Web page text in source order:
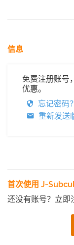
信息
免费注册账号
优惠。
忘记密码？
重新发送
首次使用 J-
还没有账号？立即